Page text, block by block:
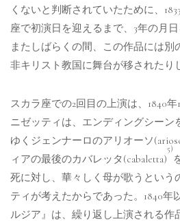
くないと判断されていたために、
座で初演日を迎えるまで、3年の月
またしばらくの間、この作品には別
非キリスト教国に舞台が移されたり
スカラ座での2回目の上演は、1840
ニゼッティは、エンディングシーン
ゆくジェンナーロのアリオーソ
ィアの最後のカバレッタ(cabaletta)
5)
死に対し、華々しく母が歌うという
ティが考えたからであった。1840年
ルジア』は、繰り返し上演される作